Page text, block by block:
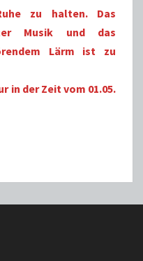
zu halten. Das
Musik und das
Lärm ist zu
in der Zeit vom 01.05.